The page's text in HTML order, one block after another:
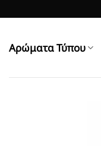
to
Αρώματα Τύπου